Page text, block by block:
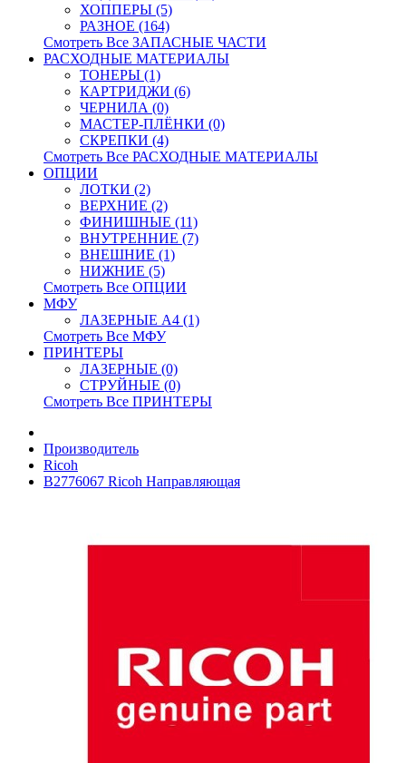
ХОППЕРЫ (5)
РАЗНОЕ (164)
Смотреть Все ЗАПАСНЫЕ ЧАСТИ
РАСХОДНЫЕ МАТЕРИАЛЫ
ТОНЕРЫ (1)
КАРТРИДЖИ (6)
ЧЕРНИЛА (0)
МАСТЕР-ПЛЁНКИ (0)
СКРЕПКИ (4)
Смотреть Все РАСХОДНЫЕ МАТЕРИАЛЫ
ОПЦИИ
ЛОТКИ (2)
ВЕРХНИЕ (2)
ФИНИШНЫЕ (11)
ВНУТРЕННИЕ (7)
ВНЕШНИЕ (1)
НИЖНИЕ (5)
Смотреть Все ОПЦИИ
МФУ
ЛАЗЕРНЫЕ A4 (1)
Смотреть Все МФУ
ПРИНТЕРЫ
ЛАЗЕРНЫЕ (0)
СТРУЙНЫЕ (0)
Смотреть Все ПРИНТЕРЫ
Производитель
Ricoh
B2776067 Ricoh Направляющая